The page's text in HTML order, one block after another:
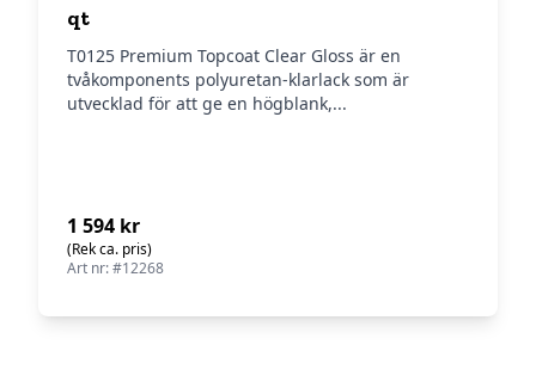
qt
T0125 Premium Topcoat Clear Gloss är en
tvåkomponents polyuretan-klarlack som är
utvecklad för att ge en högblank,...
1 594 kr
(Rek ca. pris)
Art nr: #12268